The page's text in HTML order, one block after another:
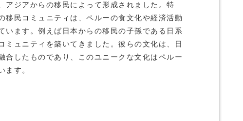
アジアからの移民によって形成されました。特
移民コミュニティは、ペルーの食文化や経済活動
います。例えば日本からの移民の子孫である日系
ミュニティを築いてきました。彼らの文化は、日
合したものであり、このユニークな文化はペルー
ます。